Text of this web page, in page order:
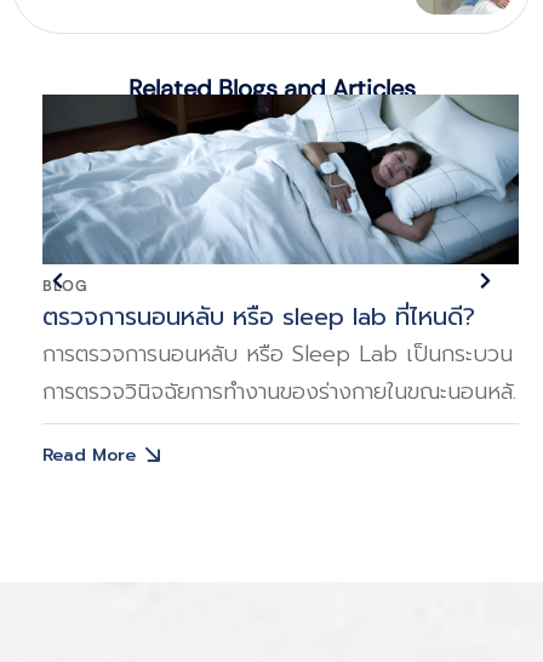
Related Blogs and Articles
BLOG
ตรวจการนอนหลับ หรือ sleep lab ที่ไหนดี?
การตรวจการนอนหลับ หรือ Sleep Lab เป็นกระบวน
การตรวจวินิจฉัยการทำงานของร่างกายในขณะนอนหลับ
เพื่อหาสาเหตุของปัญหาการนอน
Read More